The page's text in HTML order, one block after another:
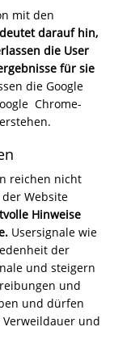
mit den
darauf hin,
die User
für sie
die Google
Chrome-
reichen nicht
Website
Hinweise
Usersignale wie
der
und steigern
und
und dürfen
und